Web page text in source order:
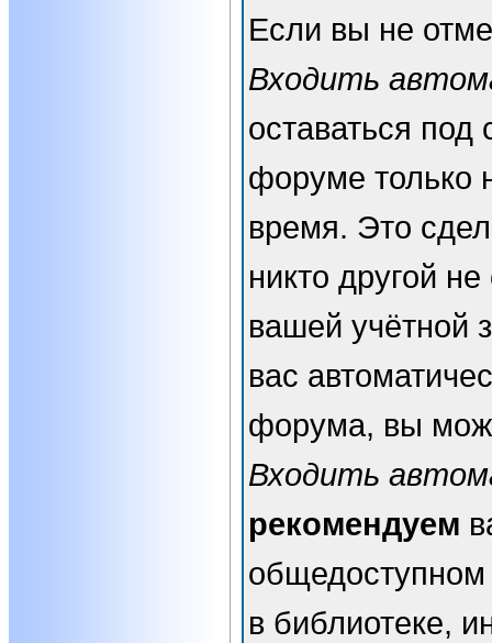
Если вы не
Входить
оставаться
форуме только
время. Это
никто другой
вашей учётной
вас
форума, вы
Входить
рекомендуем
в библиотеке,